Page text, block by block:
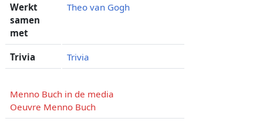
Werkt
samen
met
Theo van Gogh
Trivia Trivia
Menno Buch in de media
Oeuvre Menno Buch